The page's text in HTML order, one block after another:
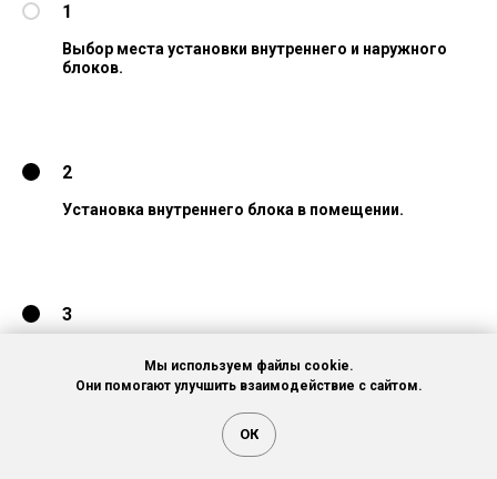
1
Выбор места установки внутреннего и наружного
блоков.
2
Установка внутреннего блока в помещении.
3
Мы используем файлы cookie.
Они помогают улучшить взаимодействие с сайтом.
ОК